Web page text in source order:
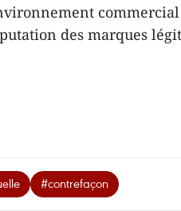
des marques
#contrefaçon